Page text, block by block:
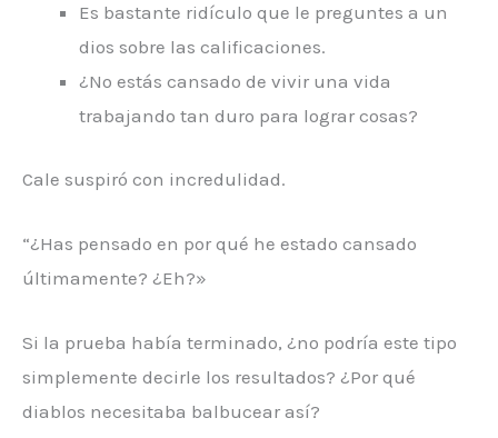
Es bastante ridículo que le preguntes a un
dios sobre las calificaciones.
¿No estás cansado de vivir una vida
trabajando tan duro para lograr cosas?
Cale suspiró con incredulidad.
“¿Has pensado en por qué he estado cansado
últimamente? ¿Eh?»
Si la prueba había terminado, ¿no podría este tipo
simplemente decirle los resultados? ¿Por qué
diablos necesitaba balbucear así?